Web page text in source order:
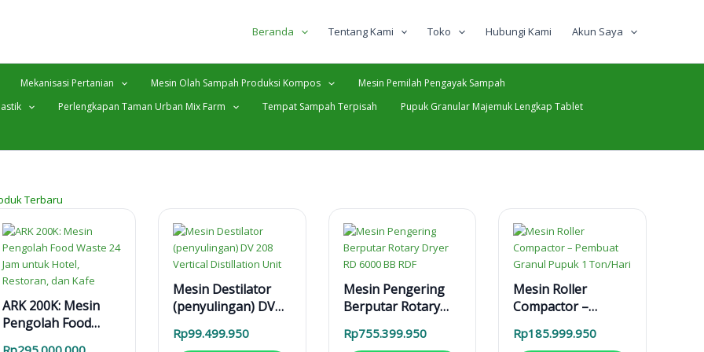
Beranda Tentang Kami Toko Hubungi Kami Akun Saya
Mekanisasi Pertanian Mesin Olah Sampah Produksi Kompos
Mesin Pemilah Pengayak Sampah
Perlengkapan Taman Urban Mix Farm Tempat Sampah Terpisah
Pupuk Granular Majemuk Lengkap Tablet
Terbaru
ARK 200K: Mesin
Pengolah Food
Mesin Destilator
(penyulingan) DV
Distillation Unit
Rp99.499.950
Mesin Pengering
Berputar Rotary
RDF
Rp755.399.950
Mesin Roller
Compactor –
Pupuk 1 Ton/Hari
Rp185.999.950